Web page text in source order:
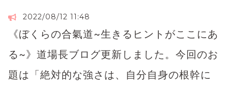
2022/08/12 11:48
《ぼくらの合氣道~生きるヒントがここにあ
る~》道場長ブログ更新しました。今回のお
題は「絶対的な強さは、自分自身の根幹に